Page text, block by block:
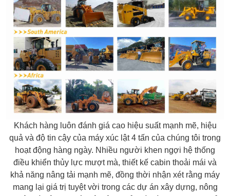
Khách hàng luôn đánh giá cao hiệu suất mạnh mẽ, hiệu
quả và độ tin cậy của máy xúc lật 4 tấn của chúng tôi trong
hoạt động hàng ngày. Nhiều người khen ngợi hệ thống
điều khiển thủy lực mượt mà, thiết kế cabin thoải mái và
khả năng nâng tải mạnh mẽ, đồng thời nhận xét rằng máy
mang lại giá trị tuyệt vời trong các dự án xây dựng, nông